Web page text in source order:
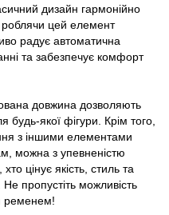
дизайн гармонійно
роблячи цей елемент
радує автоматична
та забезпечує комфорт
довжина дозволяють
будь-якої фігури. Крім того,
з іншими елементами
можна з упевненістю
цінує якість, стиль та
пропустіть можливість
ременем!